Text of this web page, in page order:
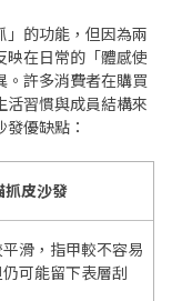
」的功能，但因為兩
映在日常的「體感使
。許多消費者在購買
活習慣與成員結構來
優缺點：
抓皮沙發
滑，指甲較不容易
可能留下表層刮